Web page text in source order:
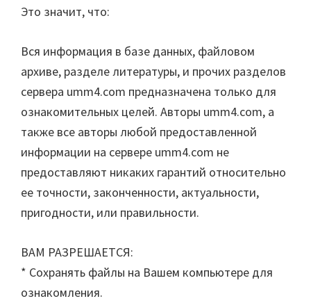
Это значит, что:
Вся информация в базе данных, файловом
архиве, разделе литературы, и прочих разделов
сервера umm4.com предназначена только для
ознакомительных целей. Авторы umm4.com, а
также все авторы любой предоставленной
информации на сервере umm4.com не
предоставляют никаких гарантий относительно
ее точности, законченности, актуальности,
пригодности, или правильности.
ВАМ РАЗРЕШАЕТСЯ:
* Сохранять файлы на Вашем компьютере для
ознакомления.